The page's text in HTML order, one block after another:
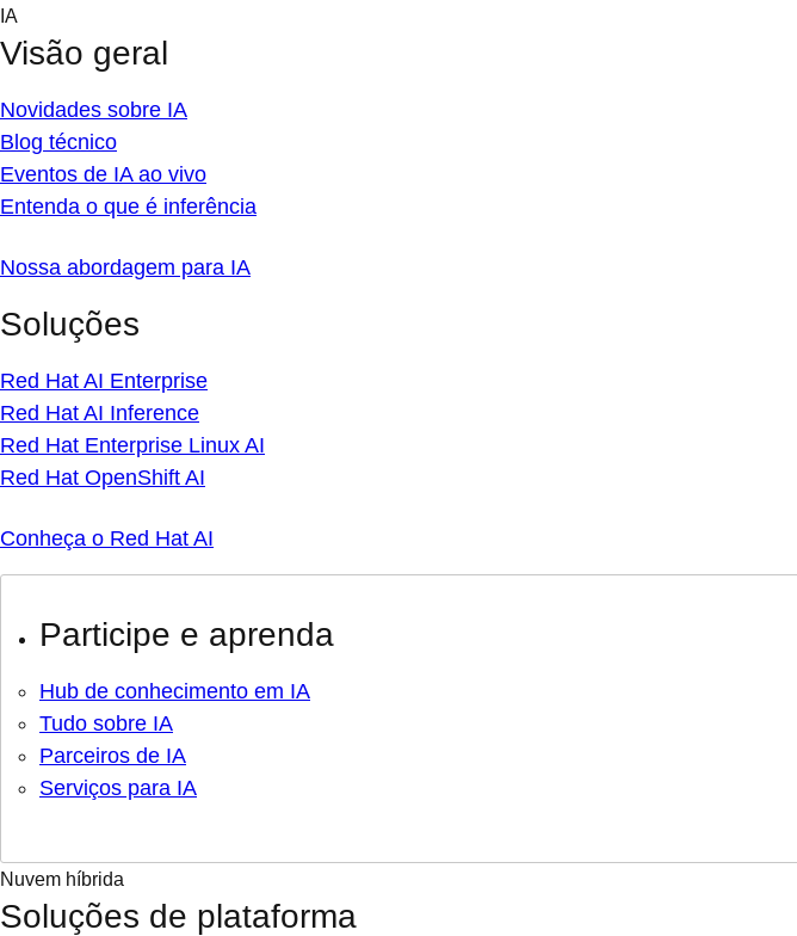
Skip
content
IA
Visão geral
Novidades sobre IA
Blog técnico
Eventos de IA ao vivo
Entenda o que é inferência
Nossa abordagem para IA
Soluções
Red Hat AI Enterprise
Red Hat AI Inference
Red Hat Enterprise Linux AI
Red Hat OpenShift AI
Conheça o Red Hat AI
Participe e aprenda
Hub de conhecimento em IA
Tudo sobre IA
Parceiros de IA
Serviços para IA
Nuvem híbrida
Soluções de plataforma